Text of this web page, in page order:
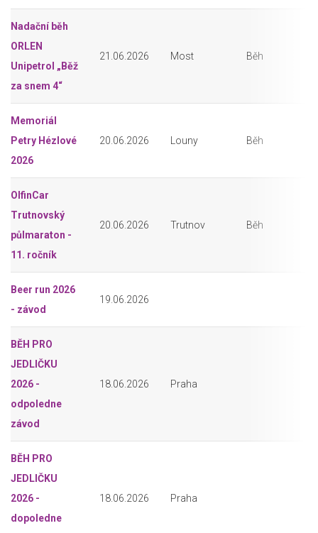
Nadační běh
ORLEN
Unipetrol „Běž
za snem 4“
21.06.2026 Most Běh
Memoriál
Petry Hézlové
2026
20.06.2026 Louny Běh
OlfinCar
Trutnovský
půlmaraton -
11. ročník
20.06.2026 Trutnov Běh
Beer run 2026
- závod
19.06.2026
BĚH PRO
JEDLIČKU
2026 -
odpoledne
závod
18.06.2026 Praha
BĚH PRO
JEDLIČKU
2026 -
dopoledne
18.06.2026 Praha